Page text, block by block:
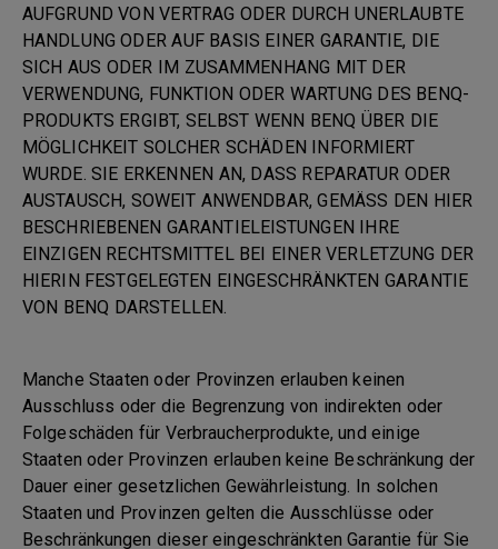
AUFGRUND VON VERTRAG ODER DURCH UNERLAUBTE
HANDLUNG ODER AUF BASIS EINER GARANTIE, DIE
SICH AUS ODER IM ZUSAMMENHANG MIT DER
VERWENDUNG, FUNKTION ODER WARTUNG DES BENQ-
PRODUKTS ERGIBT, SELBST WENN BENQ ÜBER DIE
MÖGLICHKEIT SOLCHER SCHÄDEN INFORMIERT
WURDE. SIE ERKENNEN AN, DASS REPARATUR ODER
AUSTAUSCH, SOWEIT ANWENDBAR, GEMÄSS DEN HIER
BESCHRIEBENEN GARANTIELEISTUNGEN IHRE
EINZIGEN RECHTSMITTEL BEI EINER VERLETZUNG DER
HIERIN FESTGELEGTEN EINGESCHRÄNKTEN GARANTIE
VON BENQ DARSTELLEN.
Manche Staaten oder Provinzen erlauben keinen
Ausschluss oder die Begrenzung von indirekten oder
Folgeschäden für Verbraucherprodukte, und einige
Staaten oder Provinzen erlauben keine Beschränkung der
Dauer einer gesetzlichen Gewährleistung. In solchen
Staaten und Provinzen gelten die Ausschlüsse oder
Beschränkungen dieser eingeschränkten Garantie für Sie